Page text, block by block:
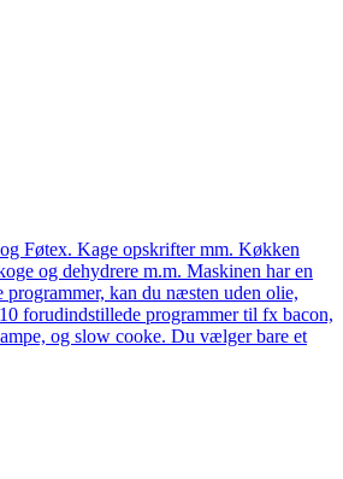
Føtex. Kage opskrifter mm. Køkken
og dehydrere m.m. Maskinen har en
kan du næsten uden olie,
forudindstillede programmer til fx bacon,
og slow cooke. Du vælger bare et